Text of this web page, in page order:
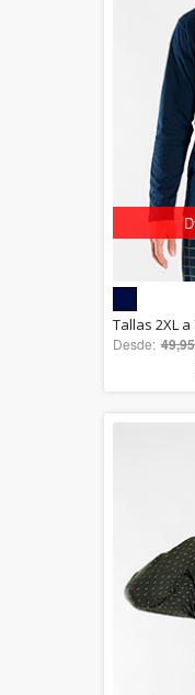
Tallas 2XL a
Desde: